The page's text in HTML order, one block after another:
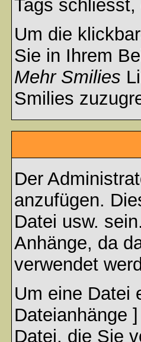
Tags
Um die
Sie in Ihrem
Mehr Smilies
Smilies
Der
anzufügen.
Datei usw.
Anhänge, da
verwendet
Um eine Datei
Dateianhänge
Datei, die Sie